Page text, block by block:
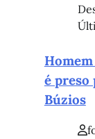
é preso
Búzios